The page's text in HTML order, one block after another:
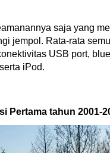
saja yang
jempol. Rata-rata
USB port,
iPod.
Pertama tahun 2001-